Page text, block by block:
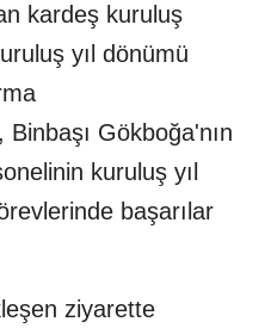
kardeş kuruluş
yıl dönümü
Binbaşı Gökboğa'nın
kuruluş yıl
başarılar
ziyarette